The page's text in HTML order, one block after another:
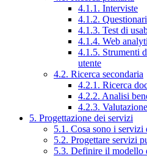
4.1.1. Interviste
4.1.2. Questionari
4.1.3. Test di
4.1.4. Web
4.1.5. Strumenti
utente
4.2. Ricerca secondaria
4.2.1. Ricerca
4.2.2. Analisi
4.2.3.
5. Progettazione dei servizi
5.1. Cosa sono i servizi
5.2. Progettare servizi
5.3. Definire il modello